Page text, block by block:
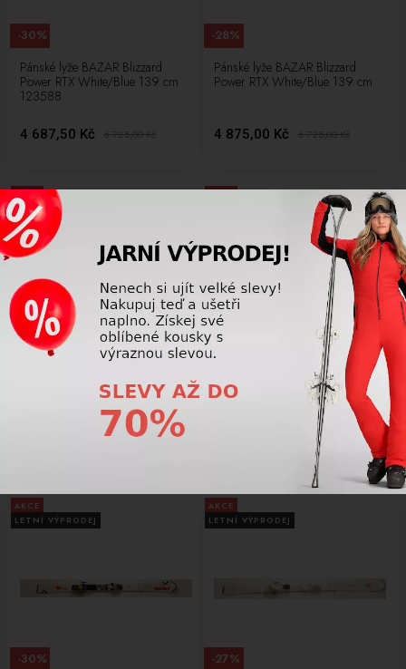
Pánské lyže BAZAR Blizzard
Power RTX White/Blue 139 cm
123588
4 687,50 Kč 6 725,00Kč
-30%
Pánské lyže BAZAR Blizzard
Power RTX White/Blue 139 cm
4 875,00 Kč 6 725,00Kč
-28%
LETNÍ VÝPRODEJ
Easy Joy brown/black 143cm
-29%
Pánské lyže BAZAR Blizzard RTX
Race orange/black 139 cm
6 225,00
-34%
AKCE
LETNÍ VÝPRODEJ
-30%
AKCE
LETNÍ VÝPRODEJ
-27%